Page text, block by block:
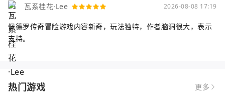
瓦系桂花·Lee 2026-08-08 17:19
佩德罗传奇冒险游戏内容新奇，玩法独特，作者脑洞很大，表示
支持。
热门游戏 更多